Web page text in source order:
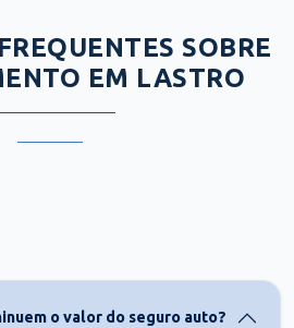
SOBRE
EM LASTRO
o valor do seguro auto?